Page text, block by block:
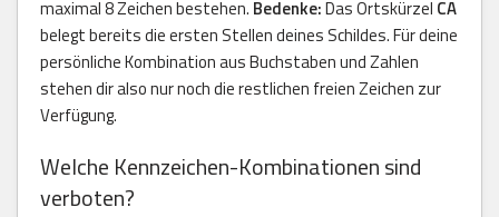
maximal 8 Zeichen bestehen. Bedenke:Das Ortskürzel CA
belegt bereits die ersten Stellen deines Schildes. Für deine
persönliche Kombination aus Buchstaben und Zahlen
stehen dir also nur noch die restlichen freien Zeichen zur
Verfügung.
Welche Kennzeichen-Kombinationen sind
verboten?